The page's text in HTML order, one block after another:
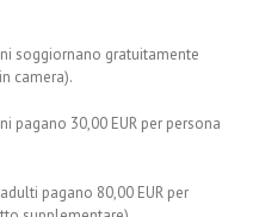
soggiornano gratuitamente
camera).
pagano 30,00 EUR per persona
pagano 80,00 EUR per